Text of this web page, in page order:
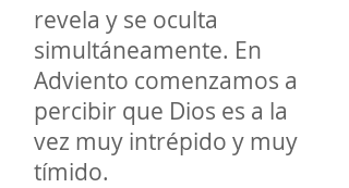
revela y se oculta
simultáneamente. En
Adviento comenzamos a
percibir que Dios es a la
vez muy intrépido y muy
tímido.